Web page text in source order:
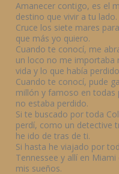
Amanecer contigo, es el
destino que vivir a tu lado.
Cruce los siete mares
que más yo quiero.
Cuando te conocí, me
un loco no me importaba
vida y lo que había
Cuando te conocí, pude
millón y famoso en todas
no estaba perdido.
Si te buscado por toda
perdí, como un detective
he ido de tras de ti.
Si hasta he viajado por
Tennessee y allí en
mis sueños.